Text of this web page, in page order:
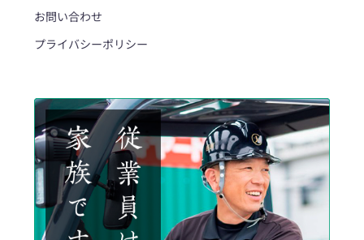
お問い合わせ
プライバシーポリシー